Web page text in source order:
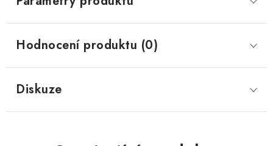
Hodnocení produktu (0)
Diskuze